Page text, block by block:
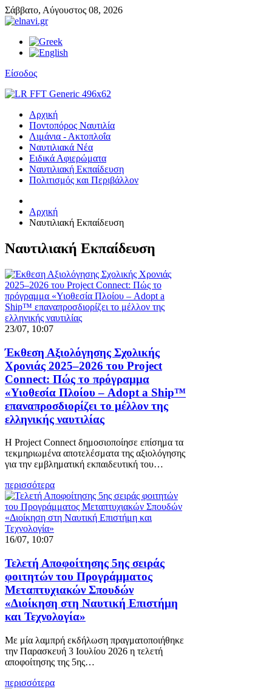
Σάββατο, Αύγουστος 08, 2026
Είσοδος
Αρχική
Ποντοπόρος Ναυτιλία
Λιμάνια - Ακτοπλοΐα
Ναυτιλιακά Νέα
Ειδικά Αφιερώματα
Ναυτιλιακή Εκπαίδευση
Πολιτισμός και Περιβάλλον
Αρχική
Ναυτιλιακή Εκπαίδευση
Ναυτιλιακή Εκπαίδευση
23/07, 10:07
Έκθεση Αξιολόγησης Σχολικής
Χρονιάς 2025–2026 του Project
Connect: Πώς το πρόγραμμα
«Υιοθεσία Πλοίου – Adopt a Ship™
επαναπροσδιορίζει το μέλλον της
ελληνικής ναυτιλίας
Η Project Connect δημοσιοποίησε επίσημα τα
τεκμηριωμένα αποτελέσματα της αξιολόγησης
για την εμβληματική εκπαιδευτική του…
περισσότερα
16/07, 10:07
Τελετή Αποφοίτησης 5ης σειράς
φοιτητών του Προγράμματος
Μεταπτυχιακών Σπουδών
«Διοίκηση στη Ναυτική Επιστήμη
και Τεχνολογία»
Με μία λαμπρή εκδήλωση πραγματοποιήθηκε
την Παρασκευή 3 Ιουλίου 2026 η τελετή
αποφοίτησης της 5ης…
περισσότερα